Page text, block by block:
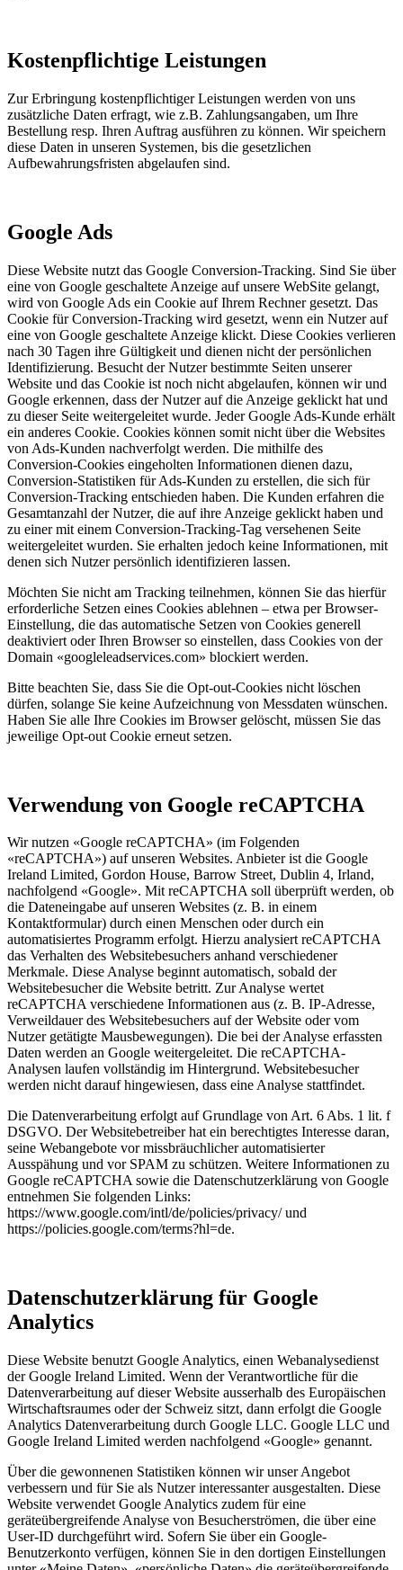
Kostenpflichtige Leistungen
Zur Erbringung kostenpflichtiger Leistungen werden von uns
zusätzliche Daten erfragt, wie z.B. Zahlungsangaben, um Ihre
Bestellung resp. Ihren Auftrag ausführen zu können. Wir speichern
diese Daten in unseren Systemen, bis die gesetzlichen
Aufbewahrungsfristen abgelaufen sind.
Google Ads
Diese Website nutzt das Google Conversion-Tracking. Sind Sie über
eine von Google geschaltete Anzeige auf unsere WebSite gelangt,
wird von Google Ads ein Cookie auf Ihrem Rechner gesetzt. Das
Cookie für Conversion-Tracking wird gesetzt, wenn ein Nutzer auf
eine von Google geschaltete Anzeige klickt. Diese Cookies verlieren
nach 30 Tagen ihre Gültigkeit und dienen nicht der persönlichen
Identifizierung. Besucht der Nutzer bestimmte Seiten unserer
Website und das Cookie ist noch nicht abgelaufen, können wir und
Google erkennen, dass der Nutzer auf die Anzeige geklickt hat und
zu dieser Seite weitergeleitet wurde. Jeder Google Ads-Kunde erhält
ein anderes Cookie. Cookies können somit nicht über die Websites
von Ads-Kunden nachverfolgt werden. Die mithilfe des
Conversion-Cookies eingeholten Informationen dienen dazu,
Conversion-Statistiken für Ads-Kunden zu erstellen, die sich für
Conversion-Tracking entschieden haben. Die Kunden erfahren die
Gesamtanzahl der Nutzer, die auf ihre Anzeige geklickt haben und
zu einer mit einem Conversion-Tracking-Tag versehenen Seite
weitergeleitet wurden. Sie erhalten jedoch keine Informationen, mit
denen sich Nutzer persönlich identifizieren lassen.
Möchten Sie nicht am Tracking teilnehmen, können Sie das hierfür
erforderliche Setzen eines Cookies ablehnen – etwa per Browser-
Einstellung, die das automatische Setzen von Cookies generell
deaktiviert oder Ihren Browser so einstellen, dass Cookies von der
Domain «googleleadservices.com» blockiert werden.
Bitte beachten Sie, dass Sie die Opt-out-Cookies nicht löschen
dürfen, solange Sie keine Aufzeichnung von Messdaten wünschen.
Haben Sie alle Ihre Cookies im Browser gelöscht, müssen Sie das
jeweilige Opt-out Cookie erneut setzen.
Verwendung von Google reCAPTCHA
Wir nutzen «Google reCAPTCHA» (im Folgenden
«reCAPTCHA») auf unseren Websites. Anbieter ist die Google
Ireland Limited, Gordon House, Barrow Street, Dublin 4, Irland,
nachfolgend «Google». Mit reCAPTCHA soll überprüft werden, ob
die Dateneingabe auf unseren Websites (z. B. in einem
Kontaktformular) durch einen Menschen oder durch ein
automatisiertes Programm erfolgt. Hierzu analysiert reCAPTCHA
das Verhalten des Websitebesuchers anhand verschiedener
Merkmale. Diese Analyse beginnt automatisch, sobald der
Websitebesucher die Website betritt. Zur Analyse wertet
reCAPTCHA verschiedene Informationen aus (z. B. IP-Adresse,
Verweildauer des Websitebesuchers auf der Website oder vom
Nutzer getätigte Mausbewegungen). Die bei der Analyse erfassten
Daten werden an Google weitergeleitet. Die reCAPTCHA-
Analysen laufen vollständig im Hintergrund. Websitebesucher
werden nicht darauf hingewiesen, dass eine Analyse stattfindet.
Die Datenverarbeitung erfolgt auf Grundlage von Art. 6 Abs. 1 lit. f
DSGVO. Der Websitebetreiber hat ein berechtigtes Interesse daran,
seine Webangebote vor missbräuchlicher automatisierter
Ausspähung und vor SPAM zu schützen. Weitere Informationen zu
Google reCAPTCHA sowie die Datenschutzerklärung von Google
entnehmen Sie folgenden Links:
https://www.google.com/intl/de/policies/privacy/ und
https://policies.google.com/terms?hl=de.
Datenschutzerklärung für Google
Analytics
Diese Website benutzt Google Analytics, einen Webanalysedienst
der Google Ireland Limited. Wenn der Verantwortliche für die
Datenverarbeitung auf dieser Website ausserhalb des Europäischen
Wirtschaftsraumes oder der Schweiz sitzt, dann erfolgt die Google
Analytics Datenverarbeitung durch Google LLC. Google LLC und
Google Ireland Limited werden nachfolgend «Google» genannt.
Über die gewonnenen Statistiken können wir unser Angebot
verbessern und für Sie als Nutzer interessanter ausgestalten. Diese
Website verwendet Google Analytics zudem für eine
geräteübergreifende Analyse von Besucherströmen, die über eine
User-ID durchgeführt wird. Sofern Sie über ein Google-
Benutzerkonto verfügen, können Sie in den dortigen Einstellungen